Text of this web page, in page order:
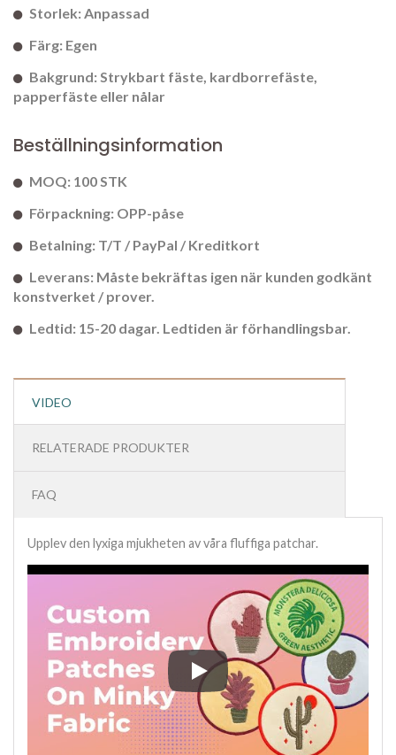
Storlek: Anpassad
Färg: Egen
Bakgrund: Strykbart fäste, kardborrefäste,
papperfäste eller nålar
Beställningsinformation
MOQ: 100 STK
Förpackning: OPP-påse
Betalning: T/T / PayPal / Kreditkort
Leverans: Måste bekräftas igen när kunden godkänt
konstverket / prover.
Ledtid: 15-20 dagar. Ledtiden är förhandlingsbar.
VIDEO
RELATERADE PRODUKTER
FAQ
Upplev den lyxiga mjukheten av våra fluffiga patchar.
Upplev den lyxiga mjukheten av